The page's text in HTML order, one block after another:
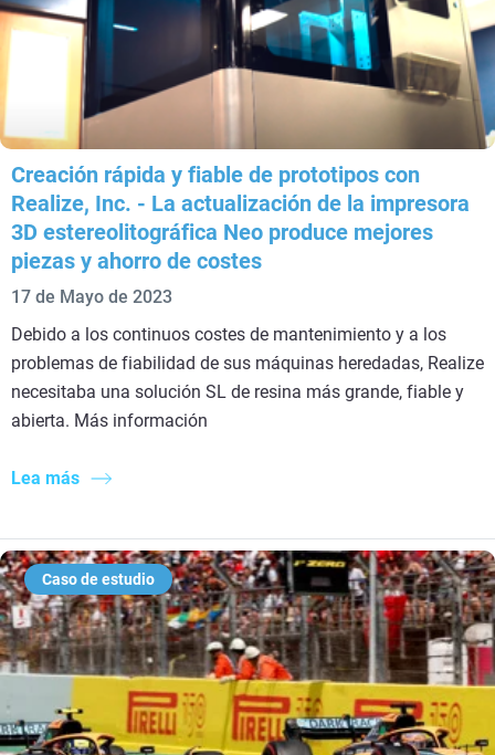
Creación rápida y fiable de prototipos con
Realize, Inc. - La actualización de la impresora
3D estereolitográfica Neo produce mejores
piezas y ahorro de costes
17 de Mayo de 2023
Debido a los continuos costes de mantenimiento y a los
problemas de fiabilidad de sus máquinas heredadas, Realize
necesitaba una solución SL de resina más grande, fiable y
abierta. Más información
Lea más
Caso de estudio